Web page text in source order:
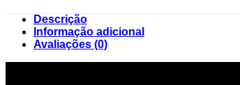
Descrição
Informação adicional
Avaliações (0)